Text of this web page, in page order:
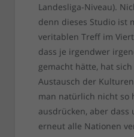
Landesliga-Niveau).
denn dieses Studio ist
veritablen Treff im
dass je irgendwer
gemacht hätte, hat
Austausch der
man natürlich nicht so
ausdrücken, aber
erneut alle Nationen